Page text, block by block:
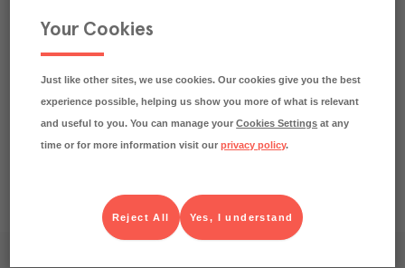
utsläppen av 0.3 kg koldioxid.
Your Cookies
Just like other sites, we use cookies. Our cookies give you the best
experience possible, helping us show you more of what is relevant
and useful to you. You can manage yourCookies Settings at any
time or for more information visit ourprivacy policy.
Yes, I understand
Reject All